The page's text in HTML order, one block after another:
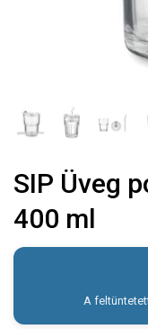
SIP Üveg
400 ml
A